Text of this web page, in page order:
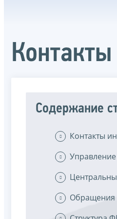
Содержание
Контакты
Обращения